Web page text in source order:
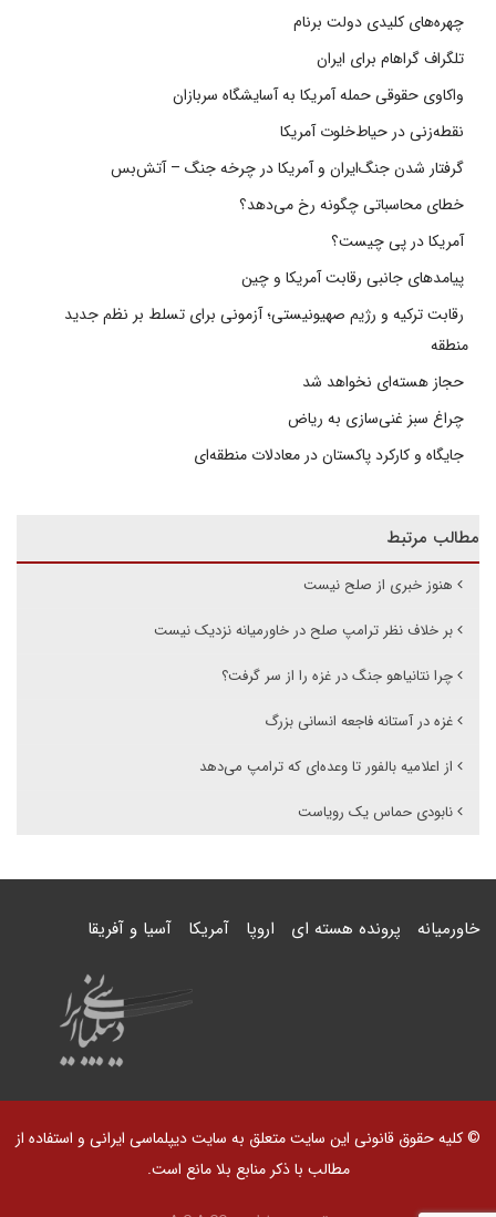
چهره‌های کلیدی دولت برنام
تلگراف گراهام برای ایران
واکاوی حقوقی حمله آمریکا به آسایشگاه سربازان
نقطه‌زنی در حیاط‌خلوت آمریکا
گرفتار شدن جنگ‌ایران و آمریکا در چرخه جنگ – آتش‌بس
خطای محاسباتی چگونه رخ می‌دهد؟
آمریکا در پی چیست؟
پیامدهای جانبی رقابت آمریکا و چین
رقابت ترکیه و رژیم صهیونیستی؛ آزمونی برای تسلط بر نظم جدید
منطقه
حجاز هسته‌ای نخواهد شد
چراغ سبز غنی‌سازی به ریاض
جایگاه و کارکرد پاکستان در معادلات منطقه‌ای
مطالب مرتبط
هنوز خبری از صلح نیست
بر خلاف نظر ترامپ صلح در خاورمیانه نزدیک نیست
چرا نتانیاهو جنگ در غزه را از سر گرفت؟
غزه در آستانه فاجعه انسانی بزرگ
از اعلامیه بالفور تا وعده‌ای که ترامپ می‌دهد
نابودی حماس یک رویاست
خاورمیانه پرونده هسته ای اروپا آمریکا آسیا و آفریقا
© کلیه حقوق قانونی این سایت متعلق به سایت دیپلماسی ایرانی و استفاده از
مطالب با ذکر منابع بلا مانع است.